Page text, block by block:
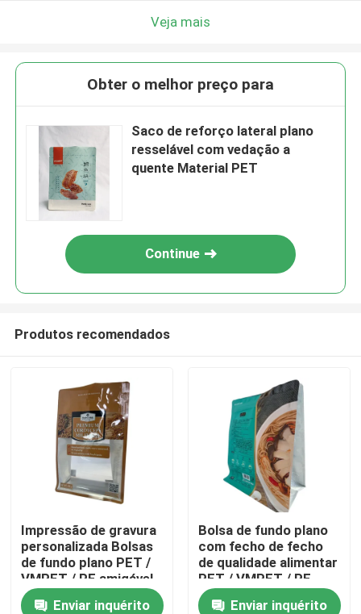
Produtos
Veja mais
Obter o melhor preço para
Saco de reforço lateral plano
resselável com vedação a
quente Material PET
Continue
Produtos recomendados
Impressão de gravura
personalizada Bolsas
de fundo plano PET /
VMPET / PE amigável
Enviar inquérito
Bolsa de fundo plano
com fecho de fecho
de qualidade alimentar
PET / VMPET / PE
impresso sob medida
Enviar inquérito